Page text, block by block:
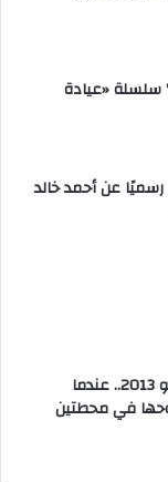
” سلسلة «عيادة
عن أحمد خالد
23 يوليو 1952 إلى 30 يونيو 2013.. عندما
في محطتين